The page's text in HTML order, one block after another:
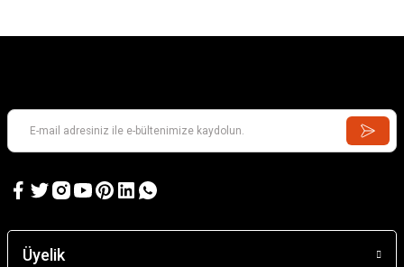
Üyelik